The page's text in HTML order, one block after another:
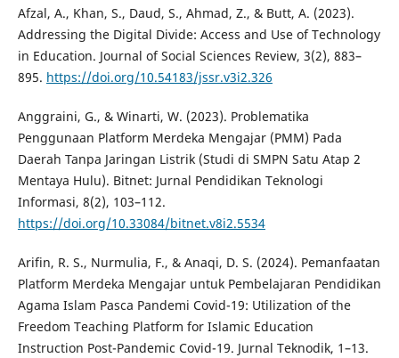
Afzal, A., Khan, S., Daud, S., Ahmad, Z., & Butt, A. (2023).
Addressing the Digital Divide: Access and Use of Technology
in Education. Journal of Social Sciences Review, 3(2), 883–
895. https://doi.org/10.54183/jssr.v3i2.326
Anggraini, G., & Winarti, W. (2023). Problematika
Penggunaan Platform Merdeka Mengajar (PMM) Pada
Daerah Tanpa Jaringan Listrik (Studi di SMPN Satu Atap 2
Mentaya Hulu). Bitnet: Jurnal Pendidikan Teknologi
Informasi, 8(2), 103–112.
https://doi.org/10.33084/bitnet.v8i2.5534
Arifin, R. S., Nurmulia, F., & Anaqi, D. S. (2024). Pemanfaatan
Platform Merdeka Mengajar untuk Pembelajaran Pendidikan
Agama Islam Pasca Pandemi Covid-19: Utilization of the
Freedom Teaching Platform for Islamic Education
Instruction Post-Pandemic Covid-19. Jurnal Teknodik, 1–13.